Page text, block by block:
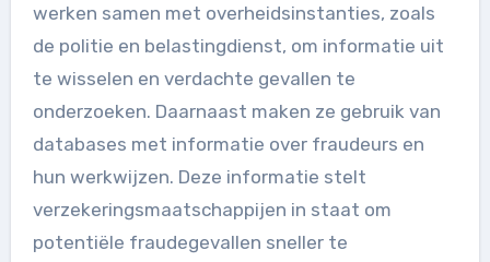
werken samen met overheidsinstanties, zoals
de politie en belastingdienst, om informatie uit
te wisselen en verdachte gevallen te
onderzoeken. Daarnaast maken ze gebruik van
databases met informatie over fraudeurs en
hun werkwijzen. Deze informatie stelt
verzekeringsmaatschappijen in staat om
potentiële fraudegevallen sneller te